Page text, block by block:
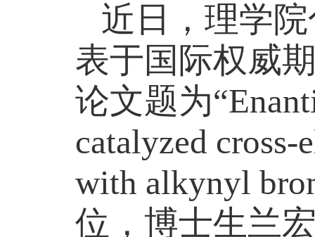
近日，理学
表于国际权威
论文题为“
catalyzed
with alkynyl
位，博士生兰